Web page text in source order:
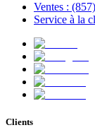
Ventes :
Service à la
Clients